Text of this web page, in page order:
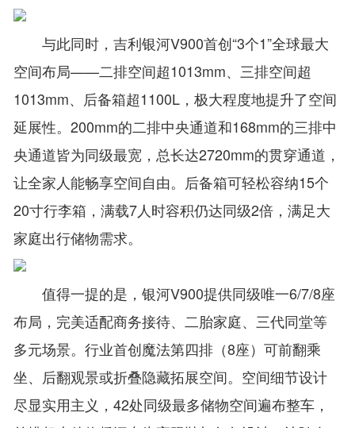
与此同时，吉利银河V900首创“3个1”全球最大
空间布局——二排空间超1013mm、三排空间超
1013mm、后备箱超1100L，极大程度地提升了空间
延展性。200mm的二排中央通道和168mm的三排中
央通道皆为同级最宽，总长达2720mm的贯穿通道，
让全家人能畅享空间自由。后备箱可轻松容纳15个
20寸行李箱，满载7人时容积仍达同级2倍，满足大
家庭出行储物需求。
值得一提的是，银河V900提供同级唯一6/7/8座
布局，完美适配商务接待、二胎家庭、三代同堂等
多元场景。行业首创魔法第四排（8座）可前翻乘
坐、后翻观景或折叠隐藏拓展空间。空间细节设计
尽显实用主义，42处同级最多储物空间遍布整车，